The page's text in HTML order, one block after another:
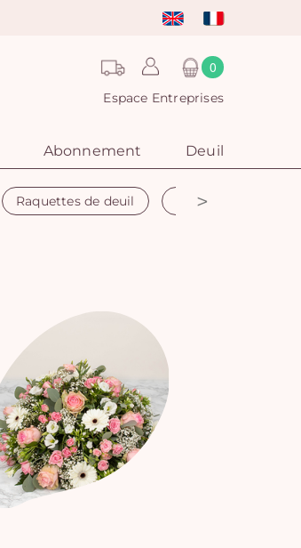
0
Espace Entreprises
Abonnement Deuil
Raquettes de deuil Couronne funéraire
>